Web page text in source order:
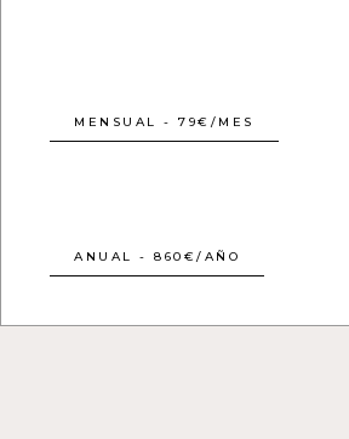
MENSUAL - 79€/MES
ANUAL - 860€/AÑO